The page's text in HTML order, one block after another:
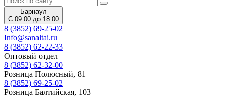
Барнаул
С 09:00 до 18:00
8 (3852) 69-25-02
Info@sanaltai.ru
8 (3852) 62-22-33
Оптовый отдел
8 (3852) 62-32-00
Розница Полюсный, 81
8 (3852) 69-25-02
Розница Балтийская, 103